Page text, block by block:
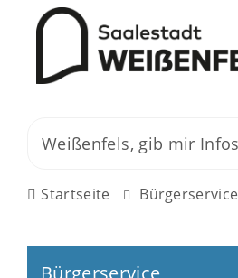
Startseite Bürgerservice
Bürgerservice